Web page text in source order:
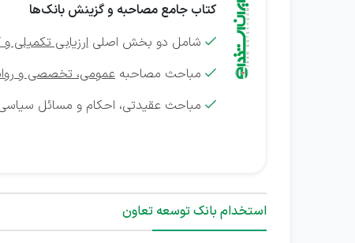
کتاب جامع مصاحبه و گزینش بانک‌ها
 شامل دو بخش اصلی ارزیابی تکمیلی
 مباحث مصاحبه عمومی، تخصصی و
 مباحث عقیدتی، احکام و مسائل
استخدام بانک توسعه تعاون